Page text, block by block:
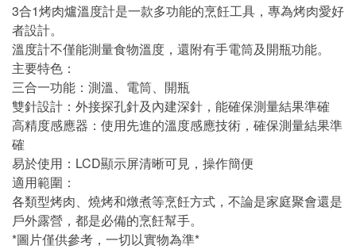
3合1烤肉爐溫度計是一款多功能的烹飪工具，專為烤肉愛好
者設計。
溫度計不僅能測量食物溫度，還附有手電筒及開瓶功能。
主要特色：
三合一功能：測溫、電筒、開瓶
雙針設計：外接探孔針及內建深針，能確保測量結果準確
高精度感應器：使用先進的溫度感應技術，確保測量結果準
確
易於使用：LCD顯示屏清晰可見，操作簡便
適用範圍：
各類型烤肉、燒烤和燉煮等烹飪方式，不論是家庭聚會還是
戶外露營，都是必備的烹飪幫手。
*圖片僅供參考，一切以實物為準*